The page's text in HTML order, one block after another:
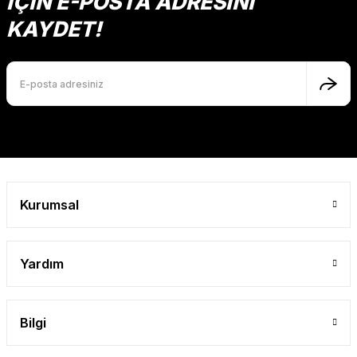
Ürün açıklamasında eksik bilgiler bulunuyor.
Ürün fiyatı diğer sitelerden daha pahalı.
Bu ürüne benzer farklı alternatifler olmalı.
KAYDET!
Kurumsal
Yardım
Bilgi